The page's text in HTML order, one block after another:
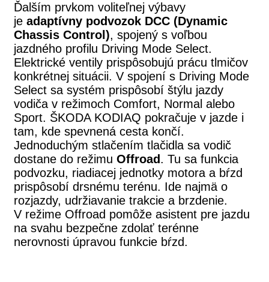
Ďalším prvkom voliteľnej výbavy
je adaptívny podvozok DCC (Dynamic
Chassis Control), spojený s voľbou
jazdného profilu Driving Mode Select.
Elektrické ventily prispôsobujú prácu tlmičov
konkrétnej situácii. V spojení s Driving Mode
Select sa systém prispôsobí štýlu jazdy
vodiča v režimoch Comfort, Normal alebo
Sport. ŠKODA KODIAQ pokračuje v jazde i
tam, kde spevnená cesta končí.
Jednoduchým stlačením tlačidla sa vodič
dostane do režimu Offroad. Tu sa funkcia
podvozku, riadiacej jednotky motora a bŕzd
prispôsobí drsnému terénu. Ide najmä o
rozjazdy, udržiavanie trakcie a brzdenie.
V režime Offroad pomôže asistent pre jazdu
na svahu bezpečne zdolať terénne
nerovnosti úpravou funkcie bŕzd.